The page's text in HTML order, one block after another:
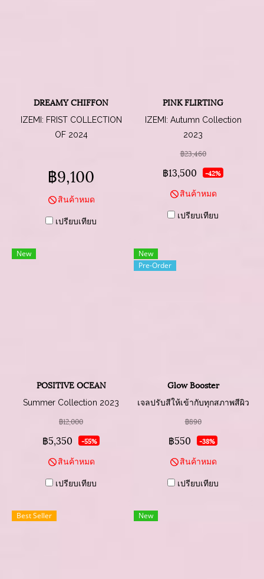
DREAMY CHIFFON
IZEMI: FRIST COLLECTION
OF 2024
฿9,100
สินค้าหมด
เปรียบเทียบ
PINK FLIRTING
IZEMI: Autumn Collection
2023
฿23,460
฿13,500 -42%
สินค้าหมด
เปรียบเทียบ
New
POSITIVE OCEAN
Summer Collection 2023
฿12,000
฿5,350 -55%
สินค้าหมด
เปรียบเทียบ
New
Pre-Order
Glow Booster
เจลปรับสีให้เข้ากับทุกสภาพสีผิว
฿890
฿550 -38%
สินค้าหมด
เปรียบเทียบ
Best Seller New